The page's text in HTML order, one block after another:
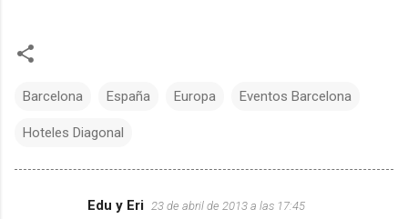
Barcelona España Europa Eventos Barcelona
Hoteles Diagonal
Edu y Eri 23 de abril de 2013 a las 17:45